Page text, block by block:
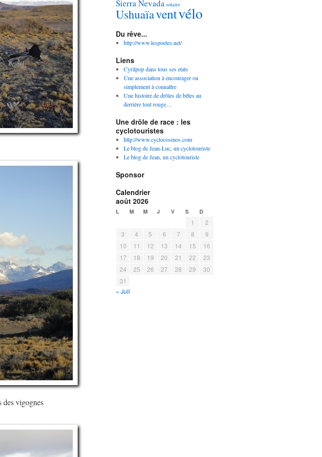
des vigognes
Sierra Nevada solaire
Ushuaïaventvélo
Du rêve...
http://www.lespoetes.net/
Liens
Cyrilpop dans tous ses etats
Une association à encourager ou
simplement à connaître
Une histoire de drôles de bêtes au
derrière tout rouge…
Une drôle de race : les
cyclotouristes
http://www.cyclocosmos.com
Le blog de Jean-Luc, un cyclotouriste
Le blog de Jean, un cyclotouriste
Sponsor
Calendrier
août 2026
L M M J V S D
1
2
3
4 5 6 7 8
9
10
11 12 13 14 15
16
17
18 19 20 21 22
23
24
25 26 27 28 29
30
31
« Juil